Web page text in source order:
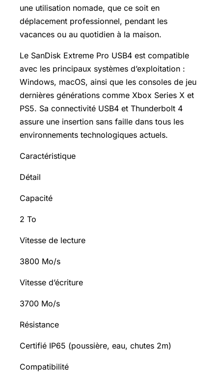
une utilisation nomade, que ce soit en
déplacement professionnel, pendant les
vacances ou au quotidien à la maison.
Le SanDisk Extreme Pro USB4 est compatible
avec les principaux systèmes d’exploitation :
Windows, macOS, ainsi que les consoles de jeu
dernières générations comme Xbox Series X et
PS5. Sa connectivité USB4 et Thunderbolt 4
assure une insertion sans faille dans tous les
environnements technologiques actuels.
Caractéristique
Détail
Capacité
2 To
Vitesse de lecture
3800 Mo/s
Vitesse d’écriture
3700 Mo/s
Résistance
Certifié IP65 (poussière, eau, chutes 2m)
Compatibilité